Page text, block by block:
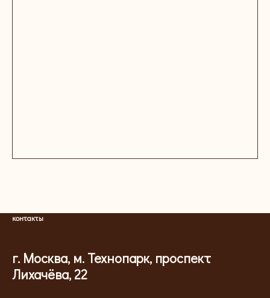
контакты
г. Москва, м. Технопарк, проспект
Лихачёва, 22